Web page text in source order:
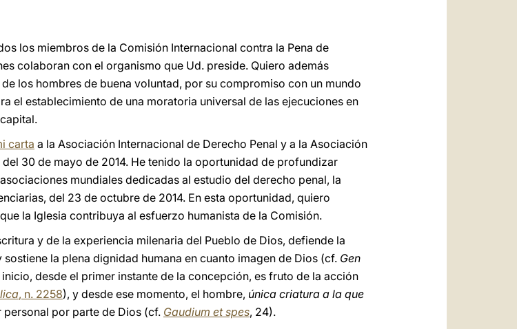
los miembros de la Comisión Internacional contra la Pena de
colaboran con el organismo que Ud. preside. Quiero además
los hombres de buena voluntad, por su compromiso con un mundo
el establecimiento de una moratoria universal de las ejecuciones en
carta a la Asociación Internacional de Derecho Penal y a la Asociación
30 de mayo de 2014. He tenido la oportunidad de profundizar
mundiales dedicadas al estudio del derecho penal, la
del 23 de octubre de 2014. En esta oportunidad, quiero
la Iglesia contribuya al esfuerzo humanista de la Comisión.
y de la experiencia milenaria del Pueblo de Dios, defiende la
la plena dignidad humana en cuanto imagen de Dios (cf. Gen
desde el primer instante de la concepción, es fruto de la acción
, n. 2258), y desde ese momento, el hombre, única criatura a la que
personal por parte de Dios (cf. Gaudium et spes, 24).